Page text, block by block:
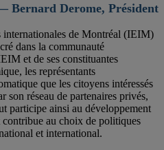
Bernard Derome, Président
internationales de Montréal (IEIM)
dans la communauté
et de ses constituantes
les représentants
que les citoyens intéressés
son réseau de partenaires privés,
participe ainsi au développement
au choix de politiques
et international.